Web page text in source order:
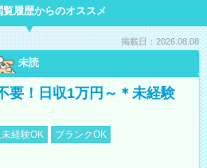
履歴からのオススメ
掲載日：2026.08.08
未読
要！日収1万円～＊未経験
経験OK
ブランクOK